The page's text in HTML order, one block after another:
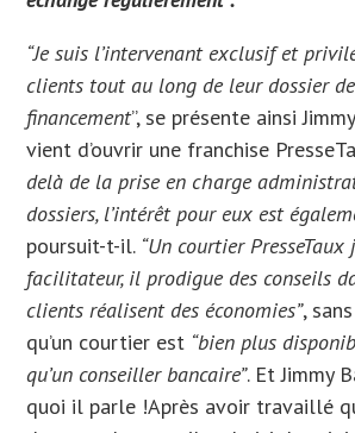
“Je suis l’intervenant exclusif et
clients tout au long de leur dossier
financement”, se présente ainsi
vient d’ouvrir une franchise
delà de la prise en charge
dossiers, l’intérêt pour eux est
poursuit-t-il. “Un courtier
facilitateur, il prodigue des conseils
clients réalisent des économies”,
qu’un courtier est “bien plus
qu’un conseiller bancaire”. Et Jimmy
quoi il parle !Après avoir travaillé